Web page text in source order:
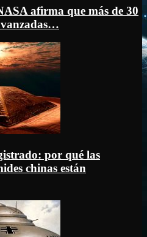
afirma que más de 30
por qué las
chinas están